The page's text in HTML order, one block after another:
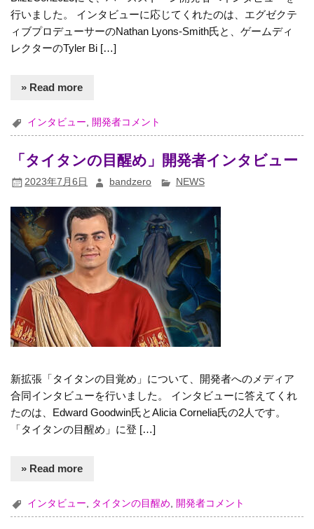
行いました。 インタビューに応じてくれたのは、エグゼクテ
ィブプロデューサーのNathan Lyons-Smith氏と、ゲームディ
レクターのTyler Bi […]
» Read more
インタビュー 開発者コメント
「タイタンの目醒め」開発者インタビュー
2023年7月6日 bandzero NEWS
新拡張「タイタンの目覚め」について、開発者へのメディア
合同インタビューを行いました。 インタビューに答えてくれ
たのは、Edward Goodwin氏とAlicia Cornelia氏の2人です。
「タイタンの目醒め」に登 […]
» Read more
インタビュー タイタンの目醒め 開発者コメント